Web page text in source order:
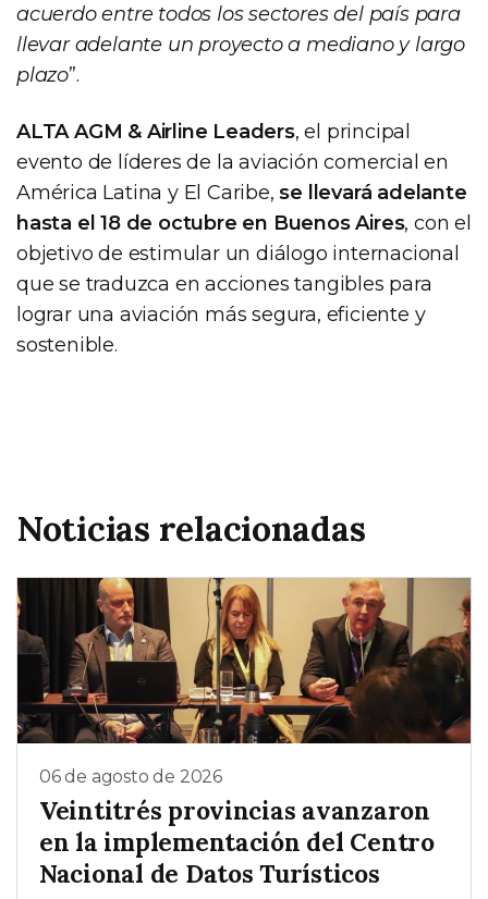
acuerdo entre todos los sectores del país para
llevar adelante un proyecto a mediano y largo
plazo”.
ALTA AGM & Airline Leaders, el principal
evento de líderes de la aviación comercial en
América Latina y El Caribe,se llevará adelante
hasta el 18 de octubre en Buenos Aires, con el
objetivo de estimular un diálogo internacional
que se traduzca en acciones tangibles para
lograr una aviación más segura, eficiente y
sostenible.
Noticias relacionadas
06 de agosto de 2026
Veintitrés provincias avanzaron
en la implementación del Centro
Nacional de Datos Turísticos